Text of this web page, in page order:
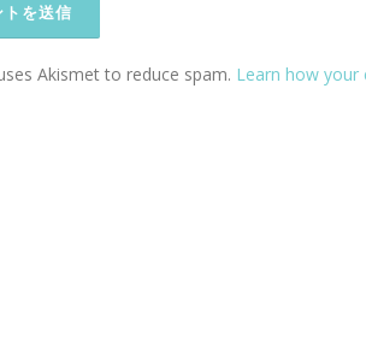
Akismet to reduce spam. Learn how your